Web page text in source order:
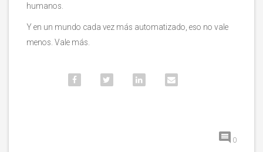
humanos.
Y en un mundo cada vez más automatizado, eso no vale
menos. Vale más.
0